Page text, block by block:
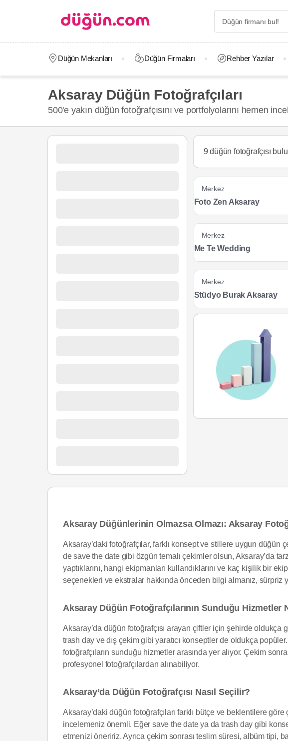
Düğün Mekanları Düğün Firmaları Rehber Yazılar
Aksaray Düğün Fotoğrafçıları
500'e yakın düğün fotoğrafçısını ve portfolyolarını hemen
9 düğün fotoğrafçısı
Merkez
Foto Zen Aksaray
Merkez
Me Te Wedding
Merkez
Stüdyo Burak Aksaray
Aksaray Düğünlerinin Olmazsa Olmazı: Aksaray
Aksaray’daki fotoğrafçılar, farklı konsept ve stillere uygun
de save the date gibi özgün temalı çekimler olsun, Aksaray’da
yaptıklarını, hangi ekipmanları kullandıklarını ve kaç kişilik bir
seçenekleri ve ekstralar hakkında önceden bilgi almanız, sürpriz
Aksaray Düğün Fotoğrafçılarının Sunduğu Hizmetler
Aksaray’da düğün fotoğrafçısı arayan çiftler için şehirde
trash day ve dış çekim gibi yaratıcı konseptler de oldukça
fotoğrafçıların sunduğu hizmetler arasında yer alıyor. Çekim
profesyonel fotoğrafçılardan alınabiliyor.
Aksaray’da Düğün Fotoğrafçısı Nasıl Seçilir?
Aksaray’daki düğün fotoğrafçıları farklı bütçe ve beklentilere
incelemeniz önemli. Eğer save the date ya da trash day gibi
etmenizi öneririz. Ayrıca çekim sonrası teslim süresi, albüm tipi,